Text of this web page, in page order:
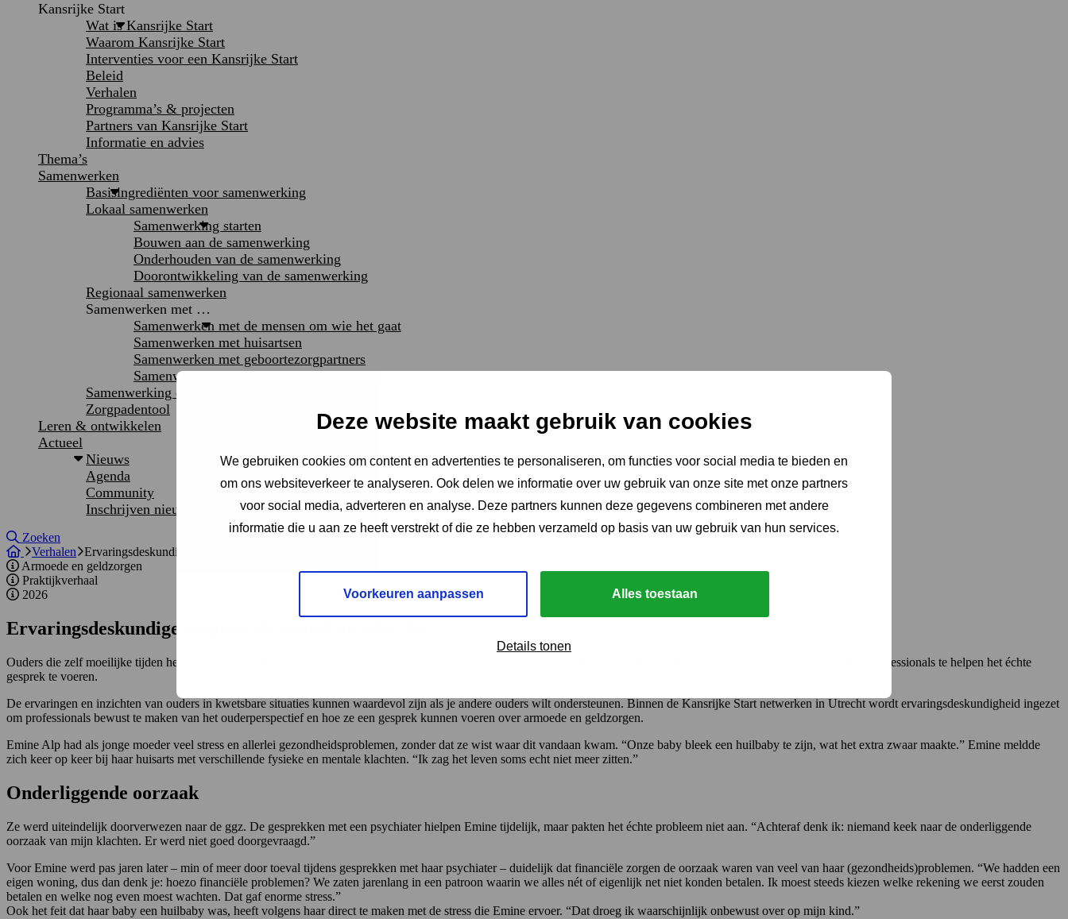
Deze website maakt gebruik van cookies
We gebruiken cookies om content en advertenties te personaliseren, om functies voor social media te bieden en
om ons websiteverkeer te analyseren. Ook delen we informatie over uw gebruik van onze site met onze partners
voor social media, adverteren en analyse. Deze partners kunnen deze gegevens combineren met andere
informatie die u aan ze heeft verstrekt of die ze hebben verzameld op basis van uw gebruik van hun services.
Voorkeuren aanpassen Alles toestaan
Details tonen
Kansrijke Start
Wat is Kansrijke Start
Waarom Kansrijke Start
Interventies voor een Kansrijke Start
Beleid
Verhalen
Programma’s & projecten
Partners van Kansrijke Start
Informatie en advies
Thema’s
Samenwerken
Basisingrediënten voor samenwerking
Lokaal samenwerken
Samenwerking starten
Bouwen aan de samenwerking
Onderhouden van de samenwerking
Doorontwikkeling van de samenwerking
Regionaal samenwerken
Samenwerken met …
Samenwerken met de mensen om wie het gaat
Samenwerken met huisartsen
Samenwerken met geboortezorgpartners
Samenwerken met informele ondersteuning
Samenwerking evalueren
Zorgpadentool
Leren & ontwikkelen
Actueel
Nieuws
Agenda
Community
Inschrijven nieuwsbrief
Site doorzoeken
Zoeken
Verhalen
Ervaringsdeskundige helpt professionals in Utrecht
Armoede en geldzorgen
Praktijkverhaal
2026
Ervaringsdeskundige helpt professionals in Utrecht
Ouders die zelf moeilijke tijden hebben doorgemaakt, weten als geen ander wat andere gezinnen nodig hebben. In Utrecht zet Kansrijke Start ervaringsdeskundigheid in om professionals te helpen het échte
gesprek te voeren.
De ervaringen en inzichten van ouders in kwetsbare situaties kunnen waardevol zijn als je andere ouders wilt ondersteunen. Binnen de Kansrijke Start netwerken in Utrecht wordt ervaringsdeskundigheid ingezet
om professionals bewust te maken van het ouderperspectief en hoe ze een gesprek kunnen voeren over armoede en geldzorgen.
Emine Alp had als jonge moeder veel stress en allerlei gezondheidsproblemen, zonder dat ze wist waar dit vandaan kwam. “Onze baby bleek een huilbaby te zijn, wat het extra zwaar maakte.” Emine meldde
zich keer op keer bij haar huisarts met verschillende fysieke en mentale klachten. “Ik zag het leven soms echt niet meer zitten.”
Onderliggende oorzaak
Ze werd uiteindelijk doorverwezen naar de ggz. De gesprekken met een psychiater hielpen Emine tijdelijk, maar pakten het échte probleem niet aan. “Achteraf denk ik: niemand keek naar de onderliggende
oorzaak van mijn klachten. Er werd niet goed doorgevraagd.”
Voor Emine werd pas jaren later – min of meer door toeval tijdens gesprekken met haar psychiater – duidelijk dat financiële zorgen de oorzaak waren van veel van haar (gezondheids)problemen. “We hadden een
eigen woning, dus dan denk je: hoezo financiële problemen? We zaten jarenlang in een patroon waarin we alles nét of eigenlijk net niet konden betalen. Ik moest steeds kiezen welke rekening we eerst zouden
betalen en welke nog even moest wachten. Dat gaf enorme stress.”
Ook het feit dat haar baby een huilbaby was, heeft volgens haar direct te maken met de stress die Emine ervoer. “Dat droeg ik waarschijnlijk onbewust over op mijn kind.”